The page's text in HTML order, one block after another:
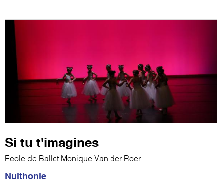
Si tu t'imagines
Ecole de Ballet Monique Van der Roer
Nuithonie